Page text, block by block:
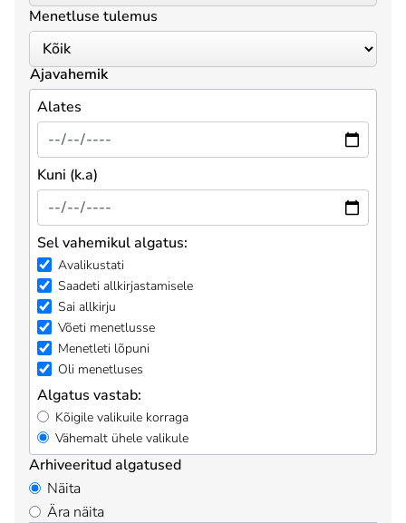
Menetluse tulemus
Ajavahemik
Alates
Kuni (k.a)
Sel vahemikul algatus:
Avalikustati
Saadeti allkirjastamisele
Sai allkirju
Võeti menetlusse
Menetleti lõpuni
Oli menetluses
Algatus vastab:
Kõigile valikuile korraga
Vähemalt ühele valikule
Arhiveeritud algatused
Näita
Ära näita